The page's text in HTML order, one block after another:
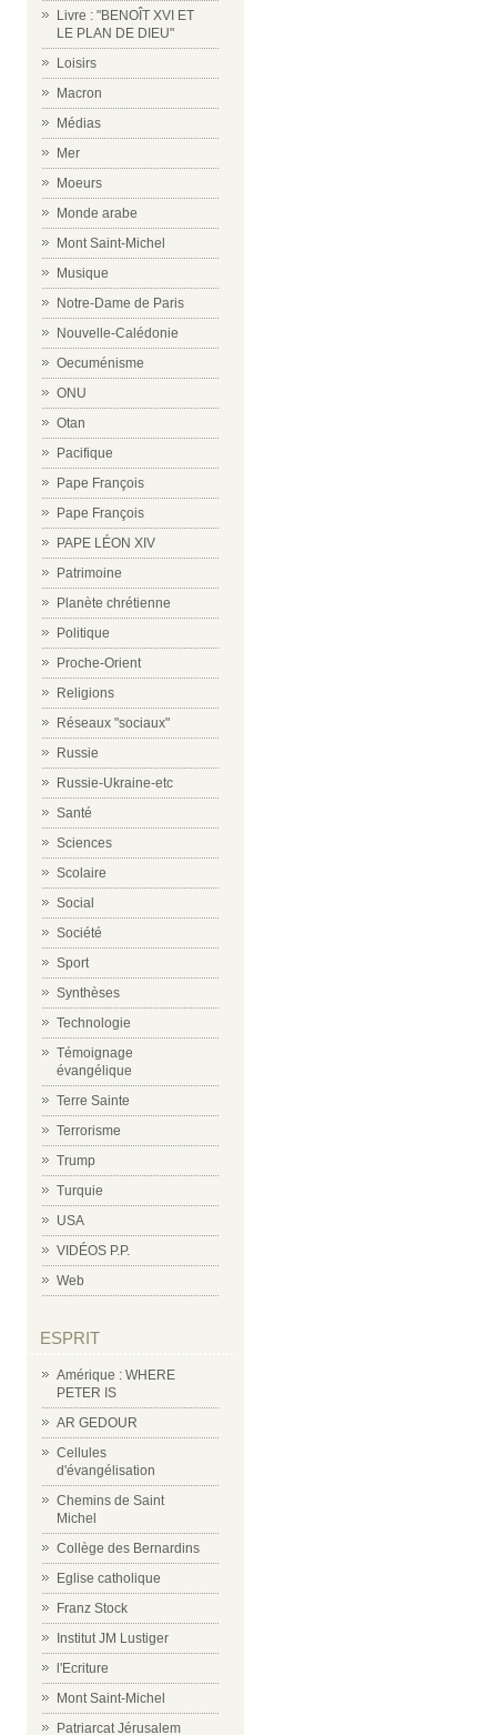
Livre : "BENOÎT XVI ET
LE PLAN DE DIEU"
Loisirs
Macron
Médias
Mer
Moeurs
Monde arabe
Mont Saint-Michel
Musique
Notre-Dame de Paris
Nouvelle-Calédonie
Oecuménisme
ONU
Otan
Pacifique
Pape François
Pape François
PAPE LÉON XIV
Patrimoine
Planète chrétienne
Politique
Proche-Orient
Religions
Réseaux "sociaux"
Russie
Russie-Ukraine-etc
Santé
Sciences
Scolaire
Social
Société
Sport
Synthèses
Technologie
Témoignage
évangélique
Terre Sainte
Terrorisme
Trump
Turquie
USA
VIDÉOS P.P.
Web
ESPRIT
Amérique : WHERE
PETER IS
AR GEDOUR
Cellules
d'évangélisation
Chemins de Saint
Michel
Collège des Bernardins
Eglise catholique
Franz Stock
Institut JM Lustiger
l'Ecriture
Mont Saint-Michel
Patriarcat Jérusalem